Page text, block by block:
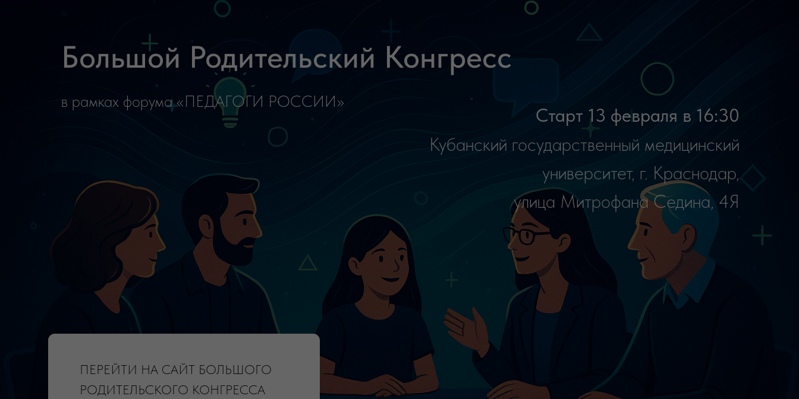
университет, г. Краснодар,
улица Митрофана Седина, 4Я
ПЕРЕЙТИ НА САЙТ БОЛЬШОГО
РОДИТЕЛЬСКОГО КОНГРЕССА